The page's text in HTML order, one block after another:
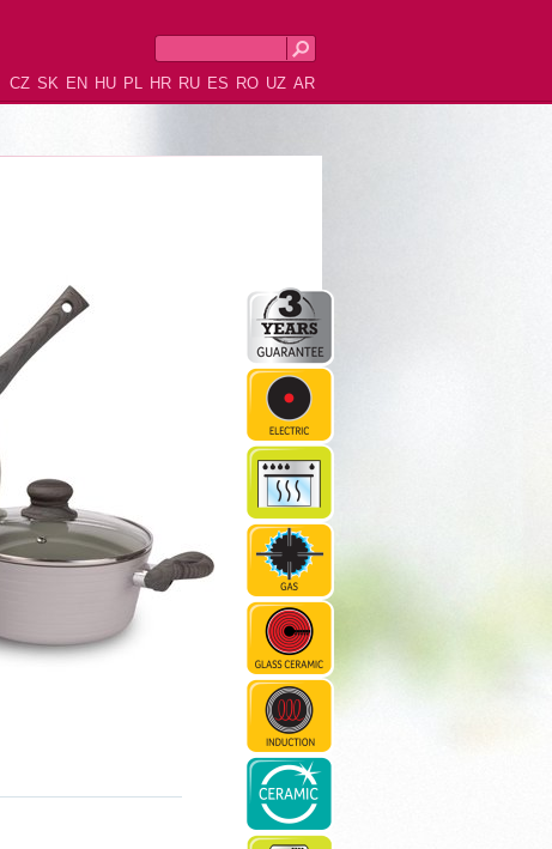
CZ SK EN HU PL HR RU ES RO UZ AR